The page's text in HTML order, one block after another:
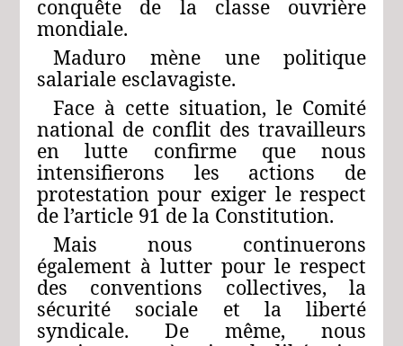
conquête de la classe ouvrière
mondiale.
Maduro mène une politique
salariale esclavagiste.
Face à cette situation, le Comité
national de conflit des travailleurs
en lutte confirme que nous
intensifierons les actions de
protestation pour exiger le respect
de l’article 91 de la Constitution.
Mais nous continuerons
également à lutter pour le respect
des conventions collectives, la
sécurité sociale et la liberté
syndicale. De même, nous